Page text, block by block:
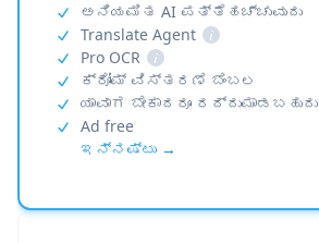
ಅನಿಯಮಿತ AI ಪತ್ತೆಹಚ್ಚುವುದು
Translate Agent
i
Pro OCR
i
ಕ್ರೋಮ್ ವಿಸ್ತರಣೆ ಬೆಂಬಲ
ಯಾವಾಗ ಬೇಕಾದರೂ ರದ್ದುಮಾಡಬಹುದು
Ad free
ಇನ್ನಷ್ಟು →